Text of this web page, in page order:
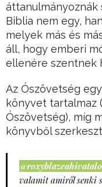
Biblia nem egy,
melyek más és
áll, hogy emberi
ellenére szentnek
Az Ószövetség
könyvet tartalmaz
Ószövetség), míg
könyvből
valamit amiről senki